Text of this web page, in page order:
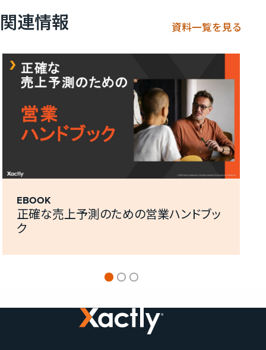
関連情報 資料一覧を見る
EBOOK
正確な売上予測のための営業ハンドブッ
ク
新しいタブで開く